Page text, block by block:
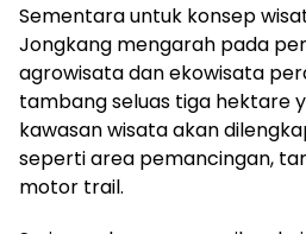
Sementara untuk konsep
Jongkang mengarah pada
agrowisata dan ekowisata
tambang seluas tiga hektare
kawasan wisata akan
seperti area pemancingan,
motor trail.